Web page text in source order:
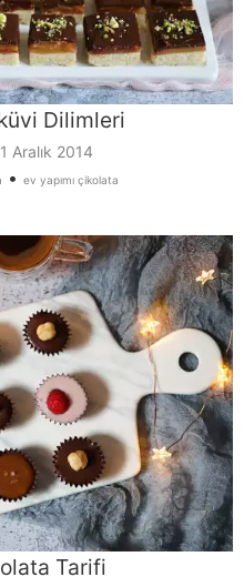
Dilimleri
Aralık 2014
• ev yapımı çikolata
Tarifi